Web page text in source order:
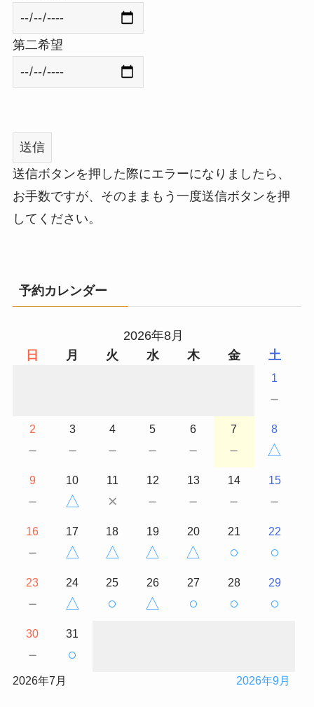
第二希望
送信ボタンを押した際にエラーになりましたら、
お手数ですが、そのままもう一度送信ボタンを押
してください。
予約カレンダー
2026年8月
日
月 火 水 木 金 土
1
－
2
－
3
－
4
－
5
－
6
－
7
－
8
△
9
－
10
△
11
×
12
－
13
－
14
－
15
－
16
－
17
△
18
△
19
△
20
△
21
○
22
○
23
－
24
△
25
○
26
△
27
○
28
○
29
○
30
－
31
○
2026年7月 2026年9月